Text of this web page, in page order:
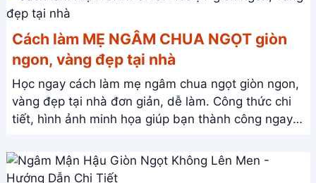
Cách làm MẸ NGÂM CHUA NGỌT giòn
ngon, vàng đẹp tại nhà
Học ngay cách làm mẹ ngâm chua ngọt giòn ngon,
vàng đẹp tại nhà đơn giản, dễ làm. Công thức chi
tiết, hình ảnh minh họa giúp bạn thành công ngay